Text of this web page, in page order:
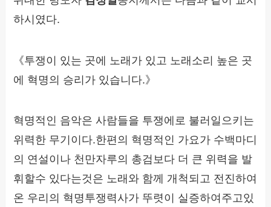
하시였다.
《투쟁이 있는 곳에 노래가 있고 노래소리 높은 곳
에 혁명의 승리가 있습니다.》
혁명적인 음악은 사람들을 투쟁에로 불러일으키는
위력한 무기이다.한편의 혁명적인 가요가 수백마디
의 연설이나 천만자루의 총검보다 더 큰 위력을 발
휘할수 있다는것은 노래와 함께 개척되고 전진하여
온 우리의 혁명투쟁력사가 뚜렷이 실증하여주고있